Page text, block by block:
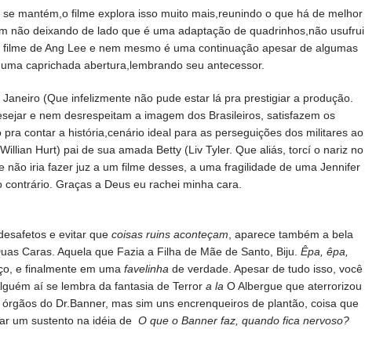
mantém,o filme explora isso muito mais,reunindo o que há de melhor
não deixando de lado que é uma adaptação de quadrinhos,não usufrui
de Ang Lee e nem mesmo é uma continuação apesar de algumas
caprichada abertura,lembrando seu antecessor.
(Que infelizmente não pude estar lá pra prestigiar a produção.
e nem desrespeitam a imagem dos Brasileiros, satisfazem os
contar a história,cenário ideal para as perseguições dos militares ao
Hurt) pai de sua amada Betty (Liv Tyler. Que aliás, torcí o nariz no
iria fazer juz a um filme desses, a uma fragilidade de uma Jennifer
contrário. Graças a Deus eu rachei minha cara.
e evitar que coisas ruins aconteçam, aparece também a bela
Caras. Aquela que Fazia a Filha de Mãe de Santo, Biju. Êpa, êpa,
e finalmente em uma favelinha de verdade. Apesar de tudo isso, você
aí se lembra da fantasia de Terror a la O Albergue que aterrorizou
do Dr.Banner, mas sim uns encrenqueiros de plantão, coisa que
um sustento na idéia de O que o Banner faz, quando fica nervoso?